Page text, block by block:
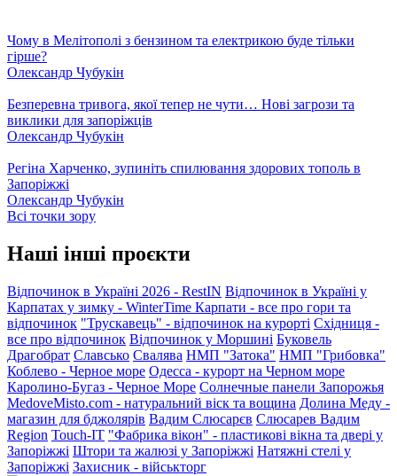
Чому в Мелітополі з бензином та електрикою буде тільки
гірше?
Олександр Чубукін
Безперевна тривога, якої тепер не чути… Нові загрози та
виклики для запоріжців
Олександр Чубукін
Регіна Харченко, зупиніть спилювання здорових тополь в
Запоріжжі
Олександр Чубукін
Всі точки зору
Наші інші проєкти
Відпочинок в Україні 2026 - RestIN Відпочинок в Україні у
Карпатах у зимку - WinterTime Карпати - все про гори та
відпочинок "Трускавець" - відпочинок на курорті Східниця -
все про відпочинок Відпочинок у Моршині Буковель
Драгобрат Славсько Свалява НМП "Затока" НМП "Грибовка"
Коблево - Черное море Одесса - курорт на Черном море
Каролино-Бугаз - Черное Море Солнечные панели Запорожья
MedoveMisto.com - натуральний віск та вощина Долина Меду -
магазин для бджолярів Вадим Слюсарєв Слюсарев Вадим
Region Touch-IT "Фабрика вікон" - пластикові вікна та двері у
Запоріжжі Штори та жалюзі у Запоріжжі Натяжні стелі у
Запоріжжі Захисник - військторг